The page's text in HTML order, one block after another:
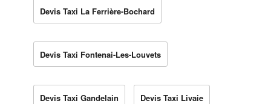
Devis Taxi La Ferrière-Bochard
Devis Taxi Fontenai-Les-Louvets
Devis Taxi Gandelain Devis Taxi Livaie